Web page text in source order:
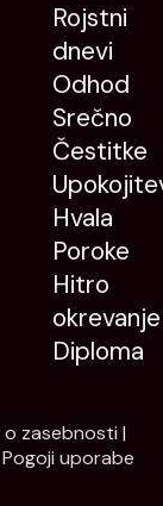
Rojstni
dnevi
Odhod
Srečno
Čestitke
Hvala
Poroke
Hitro
okrevanje
Diploma
o zasebnosti |
Pogoji uporabe